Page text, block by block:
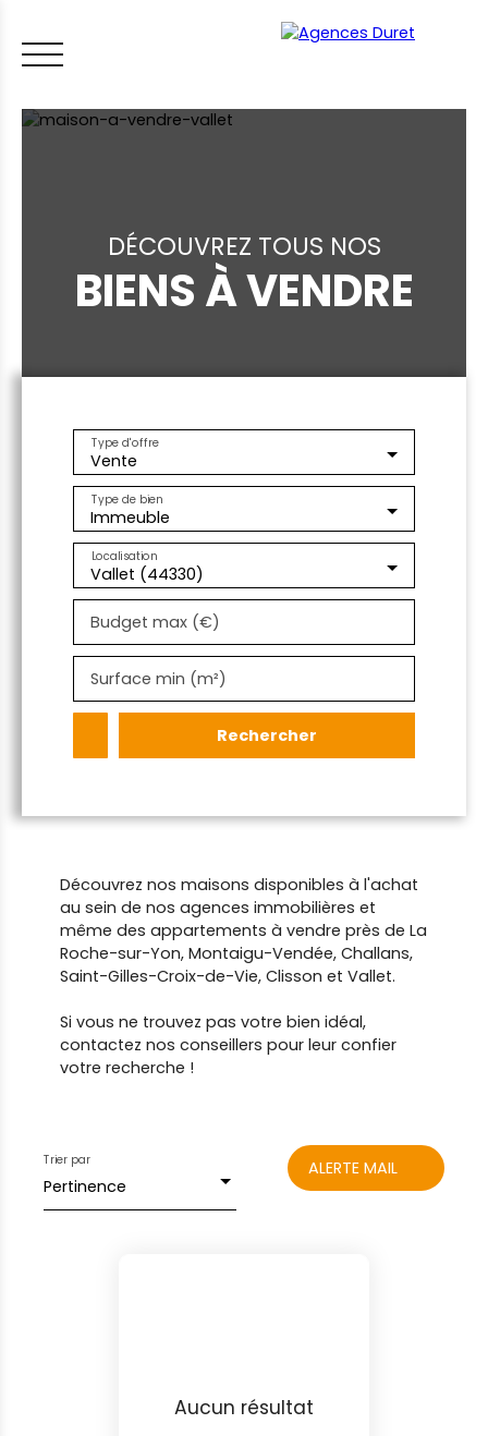
ACHETER VENDRE LOUER FAIRE GÉRER
LES CONSEILS IMMO ESTIMER MON BIEN
DÉCOUVREZ TOUS NOS
BIENS À VENDRE
Vente
Type d'offre
Immeuble
Type de bien
Vallet (44330)
Localisation
Budget max (€)
Surface min (m²)
Rechercher
Découvrez nos maisons disponibles à l'achat
au sein de nos agences immobilières et
même des appartements à vendre près de La
Roche-sur-Yon, Montaigu-Vendée, Challans,
Saint-Gilles-Croix-de-Vie, Clisson et Vallet.
Si vous ne trouvez pas votre bien idéal,
contactez nos conseillers pour leur confier
votre recherche !
Pertinence
Trier par ALERTE MAIL
Aucun résultat